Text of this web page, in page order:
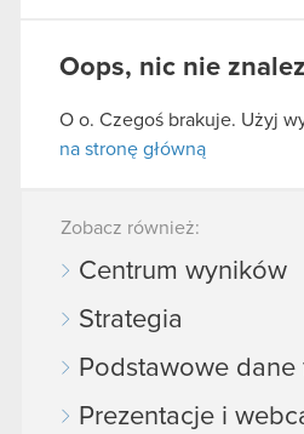
Oops, nic nie
O o. Czegoś brakuje. Użyj
na stronę główną
Zobacz również:
Centrum wyników
Strategia
Podstawowe dane
Prezentacje i